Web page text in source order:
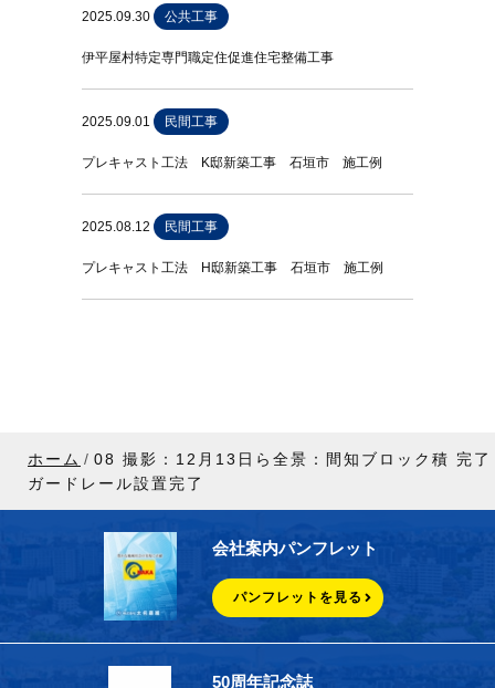
2025.09.30 公共工事
伊平屋村特定専門職定住促進住宅整備工事
2025.09.01 民間工事
プレキャスト工法 K邸新築工事 石垣市 施工例
2025.08.12 民間工事
プレキャスト工法 H邸新築工事 石垣市 施工例
ホーム
08 撮影：12⽉13⽇ら全景：間知ブロック積 完了
ガードレール設置完了
会社案内パンフレット
パンフレットを見る
50周年記念誌